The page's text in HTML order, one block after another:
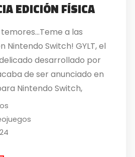
EDICIÓN FÍSICA
a las
Nintendo Switch! GYLT, el
desarrollado por
de ser anunciado en
Nintendo Switch,
versiones de PlayStation
ya disponibles. El
de desarrollo Tequila